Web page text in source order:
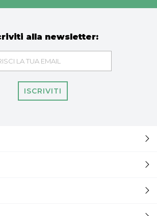
alla newsletter:
ISCRIVITI